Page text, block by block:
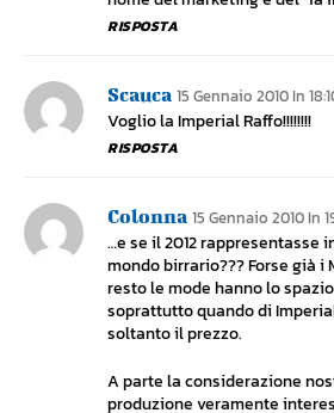
RISPOSTA
Scauca 15 Gennaio 2010 In
Voglio la Imperial Raffo!!!!!!!!
RISPOSTA
Colonna 15 Gennaio 2010 In
…e se il 2012 rappresentasse
mondo birrario??? Forse già i
resto le mode hanno lo
soprattutto quando di
soltanto il prezzo.
A parte la considerazione
produzione veramente